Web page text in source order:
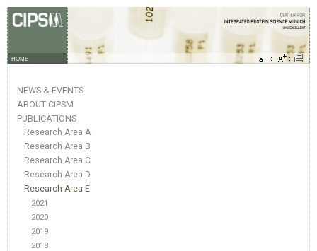
HOME
NEWS & EVENTS
ABOUT CIPSM
PUBLICATIONS
Research Area A
Research Area B
Research Area C
Research Area D
Research Area E
2021
2020
2019
2018